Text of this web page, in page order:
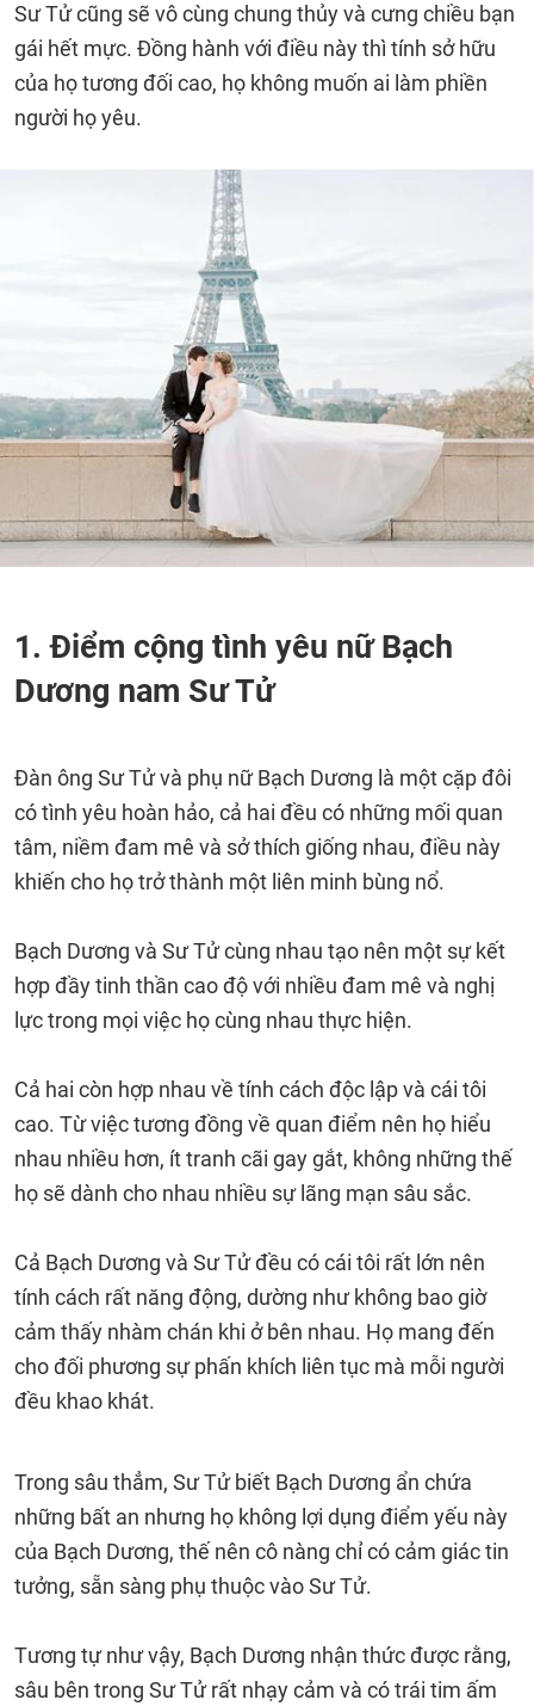
Sư Tử cũng sẽ vô cùng chung thủy và cưng chiều bạn
gái hết mực. Đồng hành với điều này thì tính sở hữu
của họ tương đối cao, họ không muốn ai làm phiền
người họ yêu.
1. Điểm cộng tình yêu nữ Bạch
Dương nam Sư Tử
Đàn ông Sư Tử và phụ nữ Bạch Dương là một cặp đôi
có tình yêu hoàn hảo, cả hai đều có những mối quan
tâm, niềm đam mê và sở thích giống nhau, điều này
khiến cho họ trở thành một liên minh bùng nổ.
Bạch Dương và Sư Tử cùng nhau tạo nên một sự kết
hợp đầy tinh thần cao độ với nhiều đam mê và nghị
lực trong mọi việc họ cùng nhau thực hiện.
Cả hai còn hợp nhau về tính cách độc lập và cái tôi
cao. Từ việc tương đồng về quan điểm nên họ hiểu
nhau nhiều hơn, ít tranh cãi gay gắt, không những thế
họ sẽ dành cho nhau nhiều sự lãng mạn sâu sắc.
Cả Bạch Dương và Sư Tử đều có cái tôi rất lớn nên
tính cách rất năng động, dường như không bao giờ
cảm thấy nhàm chán khi ở bên nhau. Họ mang đến
cho đối phương sự phấn khích liên tục mà mỗi người
đều khao khát.
Trong sâu thẳm, Sư Tử biết Bạch Dương ẩn chứa
những bất an nhưng họ không lợi dụng điểm yếu này
của Bạch Dương, thế nên cô nàng chỉ có cảm giác tin
tưởng, sẵn sàng phụ thuộc vào Sư Tử.
Tương tự như vậy, Bạch Dương nhận thức được rằng,
sâu bên trong Sư Tử rất nhạy cảm và có trái tim ấm